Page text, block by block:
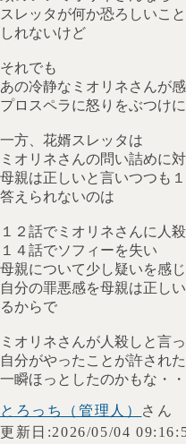
スレッタが何か恐ろしいこ
しれないけど
それでも
あの冷静なミオリネさんが
プロスペラに怒りをぶつけ
一方、花婿スレッタは
ミオリネさんの問い詰めに
母親は正しいと言いつつも
答えられないのは
１２話でミオリネさんに人
１４話でソフィーを失い
母親について少し疑いを感
自分の罪悪感を母親は正し
るからで
ミオリネさんが人殺しと言
自分がやったことが許され
一瞬ほっとしたのかもな・・
とろっち（管理人） さん
更新日:2026/05/04